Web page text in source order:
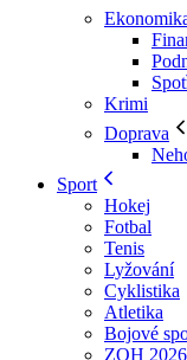
Krimi
Doprava
Sport
Hokej
Fotbal
Tenis
Lyžování
Cyklistika
Atletika
Bojové
ZOH 2026